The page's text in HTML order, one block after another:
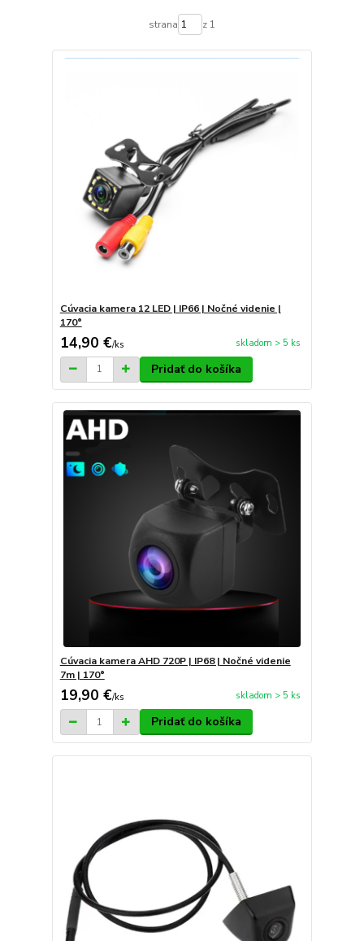
strana z 1
Cúvacia kamera 12 LED | IP66 | Nočné videnie |
170°
14,90 €/ks skladom > 5 ks
Pridať do košíka
Cúvacia kamera AHD 720P | IP68 | Nočné videnie
7m | 170°
19,90 €/ks skladom > 5 ks
Pridať do košíka